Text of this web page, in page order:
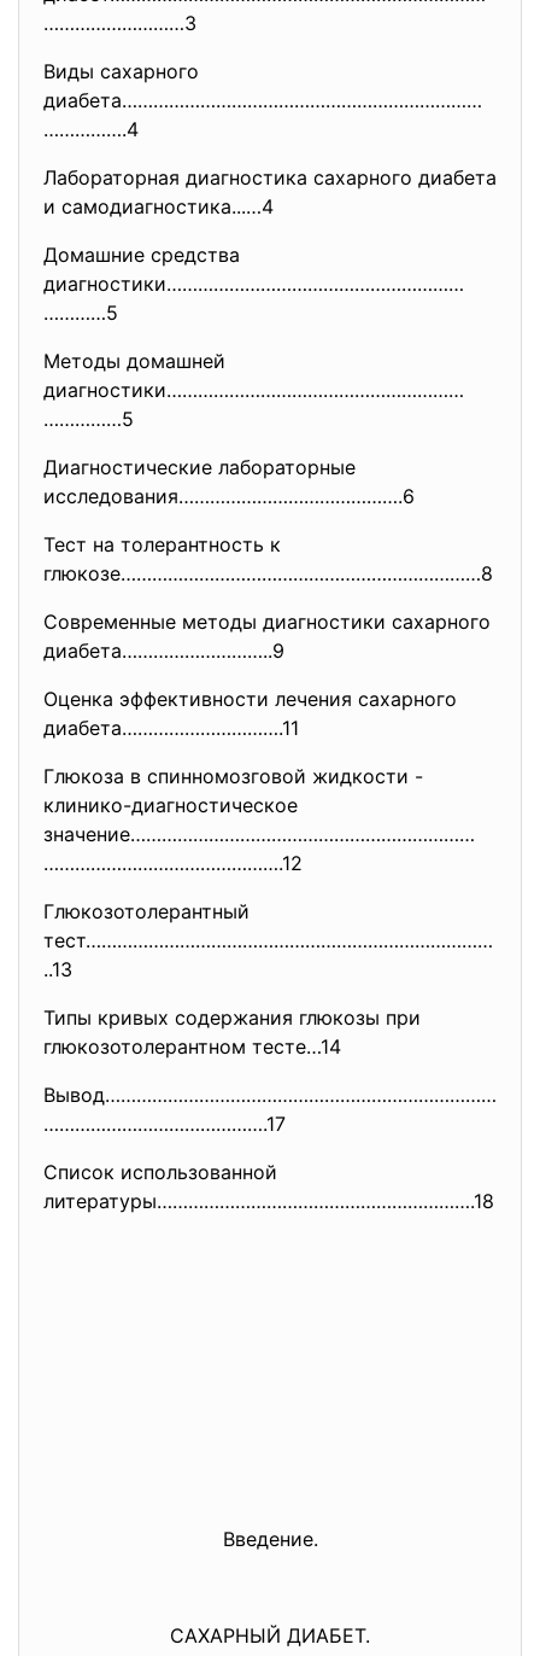
………………………3
Виды сахарного
диабета……………………………………………………………
…………….4
Лабораторная диагностика сахарного диабета
и самодиагностика...…4
Домашние средства
диагностики…………………………………………………
…………5
Методы домашней
диагностики…………………………………………………
……………5
Диагностические лабораторные
исследования…………………………………….6
Тест на толерантность к
глюкозе……………………………………………………………8
Современные методы диагностики сахарного
диабета………………………..9
Оценка эффективности лечения сахарного
диабета………………………….11
Глюкоза в спинномозговой жидкости -
клинико-диагностическое
значение…………………………………………………………
……………………………………….12
Глюкозотолерантный
тест……………………………………………………………………
..13
Типы кривых содержания глюкозы при
глюкозотолерантном тесте…14
Вывод…………………………………………………………………
…………………………………….17
Список использованной
литературы…………………………………………………….18
Введение.
САХАРНЫЙ ДИАБЕТ.